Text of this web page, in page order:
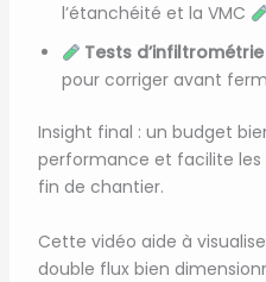
l’étanchéité et la VMC
Tests d’infiltrométrie
pour corriger avant
Insight final : un budget
performance et facilite les
fin de chantier.
Cette vidéo aide à
double flux bien